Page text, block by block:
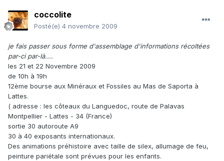
coccolite
Posté(e) 4 novembre 2009
je fais passer sous forme d'assemblage d'informations récoltées
par-ci par-là....
les 21 et 22 Novembre 2009
de 10h à 19h
12ème bourse aux Minéraux et Fossiles au Mas de Saporta à
Lattes.
( adresse : les côteaux du Languedoc, route de Palavas
Montpellier - Lattes - 34 (France)
sortie 30 autoroute A9
30 à 40 exposants internationaux.
Des animations préhistoire avec taille de silex, allumage de feu,
peinture pariétale sont prévues pour les enfants.